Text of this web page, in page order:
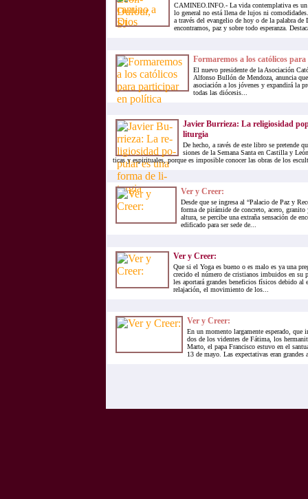
CAMINEO.INFO.- La vida contemplativa es
lo general no está llena de lujos ni
a través del evangelio de hoy o de la palabra de
encontramos, paz y sobre todo esperanza.
Formaremos a los católicos
El nuevo presidente de la Asociación
Alfonso Bullón de Mendoza, anuncia
asociación a los jóvenes y expandirá la
todas las diócesis...
Ja­vier Bu­rrie­za: La re­li­gio­si­dad
li­tur­gia
De he­cho, a ra­vés de este li­bro se pre­ten­de
sio­nes de la Se­ma­na San­ta en Cas­ti­lla y
ti­cas y es­pi­ri­tua­les, por­que es im­po­si­ble co­no­cer las obras de los
Ver y Creer:
Desde que se ingresa al “Palacio de Paz y
forma de pirámide de concreto, acero,
altura, se percibe una extraña sensación de
edificado para ser sede de...
Ver y Creer:
Que si el Yoga es bueno o es malo es ya una
crecido el número de cristianos imbuidos en su
les aportará grandes beneficios físicos debido al
relajación, el movimiento de los...
Ver y Creer:
En un momento largamente esperado, que
dos de los videntes de Fátima, los
Marto, el papa Francisco estuvo en el
13 de mayo. Las expectativas eran grandes